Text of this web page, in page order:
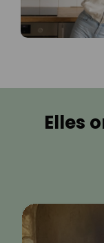
Elles